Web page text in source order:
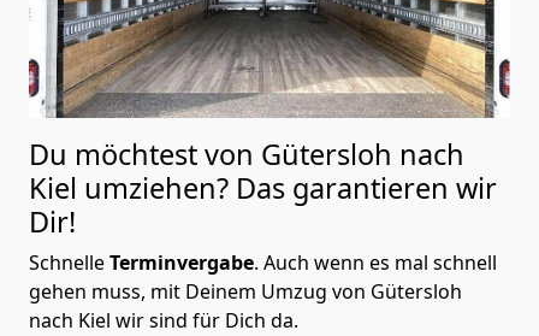
Du möchtest von Gütersloh nach
Kiel umziehen? Das garantieren wir
Dir!
SchnelleTerminvergabe. Auch wenn es mal schnell
gehen muss, mit Deinem Umzug von Gütersloh
nach Kiel wir sind für Dich da.